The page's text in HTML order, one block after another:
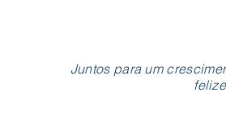
Juntos para um